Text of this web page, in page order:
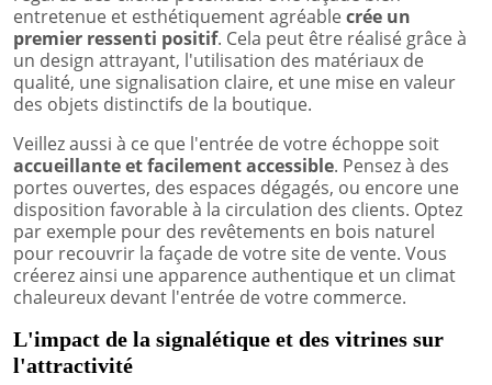
entretenue et esthétiquement agréablecrée un
premier ressenti positif. Cela peut être réalisé grâce à
un design attrayant, l'utilisation des matériaux de
qualité, une signalisation claire, et une mise en valeur
des objets distinctifs de la boutique.
Veillez aussi à ce que l'entrée de votre échoppe soit
accueillante et facilement accessible. Pensez à des
portes ouvertes, des espaces dégagés, ou encore une
disposition favorable à la circulation des clients. Optez
par exemple pour des revêtements en bois naturel
pour recouvrir la façade de votre site de vente. Vous
créerez ainsi une apparence authentique et un climat
chaleureux devant l'entrée de votre commerce.
L'impact de la signalétique et des vitrines sur
l'attractivité